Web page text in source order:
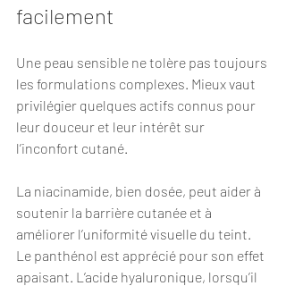
facilement
Une peau sensible ne tolère pas toujours
les formulations complexes. Mieux vaut
privilégier quelques actifs connus pour
leur douceur et leur intérêt sur
l’inconfort cutané.
La niacinamide, bien dosée, peut aider à
soutenir la barrière cutanée et à
améliorer l’uniformité visuelle du teint.
Le panthénol est apprécié pour son effet
apaisant. L’acide hyaluronique, lorsqu’il